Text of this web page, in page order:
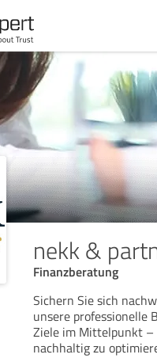
nekk &
Finanzberatung
Sichern Sie sich
unsere professionelle
Ziele im Mittelpunkt
nachhaltig zu